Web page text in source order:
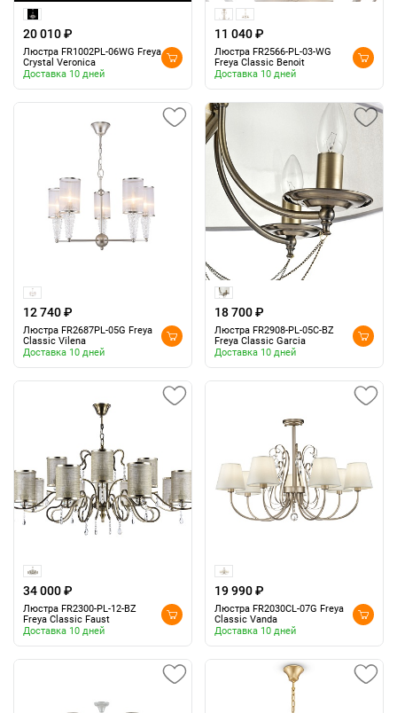
20 010 ₽
Люстра FR1002PL-06WG Freya
Crystal Veronica
Доставка 10 дней
11 040 ₽
Люстра FR2566-PL-03-WG
Freya Classic Benoit
Доставка 10 дней
12 740 ₽
Люстра FR2687PL-05G Freya
Classic Vilena
Доставка 10 дней
18 700 ₽
Люстра FR2908-PL-05C-BZ
Freya Classic Garcia
Доставка 10 дней
34 000 ₽
Люстра FR2300-PL-12-BZ
Freya Classic Faust
Доставка 10 дней
19 990 ₽
Люстра FR2030CL-07G Freya
Classic Vanda
Доставка 10 дней